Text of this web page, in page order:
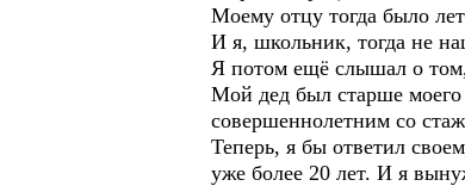
Моему отцу тогда было
И я, школьник, тогда не
Я потом ещё слышал о том,
Мой дед был старше моего
совершеннолетним со
Теперь, я бы ответил
уже более 20 лет. И я